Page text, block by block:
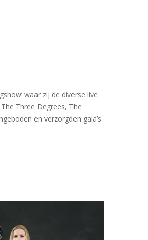
waar zij de diverse live
Three Degrees, The
en verzorgden gala’s